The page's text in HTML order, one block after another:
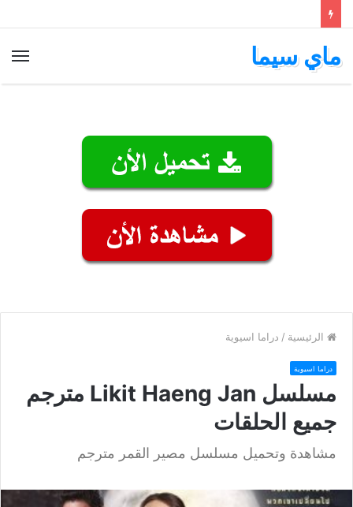
ماي سيما
الرئيسية / دراما اسيوية
دراما اسيوية
مسلسل Likit Haeng Jan مترجم
جميع الحلقات
مشاهدة وتحميل مسلسل مصير القمر مترجم